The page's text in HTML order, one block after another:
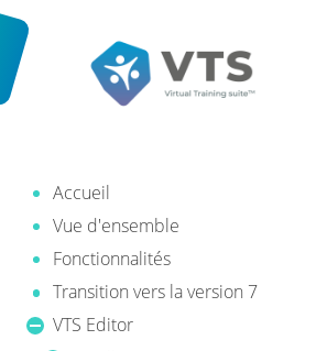
Accueil
Vue d'ensemble
Fonctionnalités
Transition vers la version 7
VTS Editor